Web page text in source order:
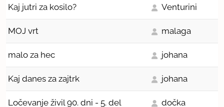
Kaj jutri za kosilo? Venturini
MOJ vrt malaga
malo za hec johana
Kaj danes za zajtrk johana
Ločevanje živil 90. dni - 5. del dočka